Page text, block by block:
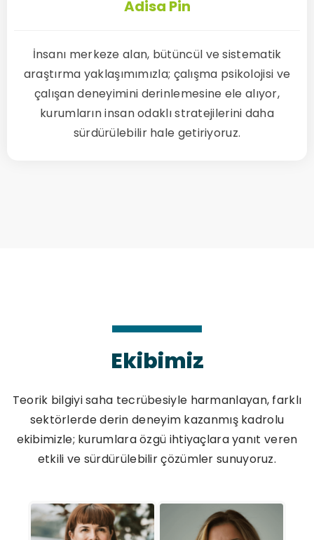
Adisa Pin
İnsanı merkeze alan, bütüncül ve sistematik
araştırma yaklaşımımızla; çalışma psikolojisi ve
çalışan deneyimini derinlemesine ele alıyor,
kurumların insan odaklı stratejilerini daha
sürdürülebilir hale getiriyoruz.
Ekibimiz
Teorik bilgiyi saha tecrübesiyle harmanlayan, farklı
sektörlerde derin deneyim kazanmış kadrolu
ekibimizle; kurumlara özgü ihtiyaçlara yanıt veren
etkili ve sürdürülebilir çözümler sunuyoruz.